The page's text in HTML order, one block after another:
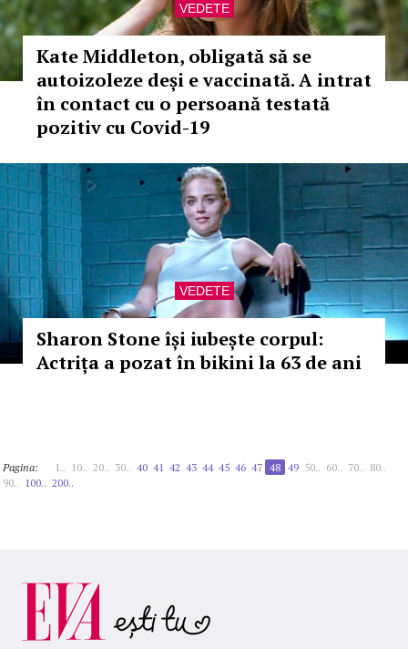
VEDETE
Kate Middleton, obligată să se
autoizoleze deși e vaccinată. A intrat
în contact cu o persoană testată
pozitiv cu Covid-19
VEDETE
Sharon Stone își iubește corpul:
Actrița a pozat în bikini la 63 de ani
Pagina: 1.. 10.. 20.. 30.. 40 41 42 43 44 45 46 47 48 49 50.. 60.. 70.. 80..
90.. 100.. 200..